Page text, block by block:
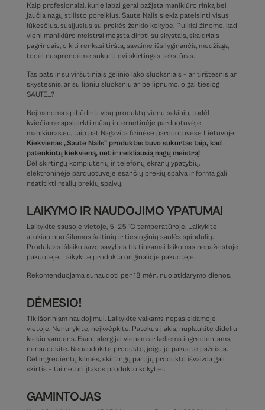
Kaip profesionalai, kurie labai gerai pažįsta manikiūro rinką bei
jaučia nagų stilisto poreikius, Saute Nails siekia pateisinti visus
lūkesčius, susijusius su prekės ženklo kokybe. Puikiai žinome, kad
vieni manikiūro meistrai mėgsta dirbti su skystais, skaidriais
pagrindais, o kiti renkasi tirštą, savaime išsilyginančią medžiagą –
todėl nusprendėme sukurti dvi skirtingas tekstūras.
Tas pats ir su viršutiniais gelinio lako sluoksniais – ar tirštesnis ar
skystesnis, ar su lipniu sluoksniu ar be lipnumo, o gal tiesiog
SAUTE…?
Neįmanoma apibūdinti visų produktų vienu sakiniu, todėl
kviečiame apsipirkti mūsų internetinėje parduotuvėje
manikiuras.eu, taip pat Nagavita fizinėse parduotuvėse Lietuvoje.
Kiekvienas „Saute Nails” produktas buvo sukurtas taip, kad
patenkintų kiekvieną, net ir reikliausią nagų meistrą!
Dėl skirtingų kompiuterių ir telefonų ekranų ypatybių,
elektroninėje parduotuvėje esančių prekių spalva ir forma gali
neatitikti realių prekių spalvų.
LAIKYMO IR NAUDOJIMO YPATUMAI
Laikykite sausoje vietoje, 5–25 °C temperatūroje. Laikykite
atokiau nuo šilumos šaltinių ir tiesioginių saulės spindulių.
Produktas išlaiko savo savybes tik tinkamai laikomas nepažeistoje
pakuotėje. Laikykite produktą originalioje pakuotėje.
Rekomenduojama sunaudoti per 18 mėn. nuo atidarymo dienos.
DĖMESIO!
Tik išoriniam naudojimui. Laikykite vaikams nepasiekiamoje
vietoje. Nenurykite, neįkvėpkite. Patekus į akis, nuplaukite dideliu
kiekiu vandens. Esant alergijai vienam ar keliems ingredientams,
nenaudokite. Nenaudokite produkto, jeigu jo pakuotė pažeista.
Dėl ingredientų kilmės, skirtingų partijų produkto išvaizda gali
skirtis – tai neturi įtakos produkto kokybei.
GAMINTOJAS